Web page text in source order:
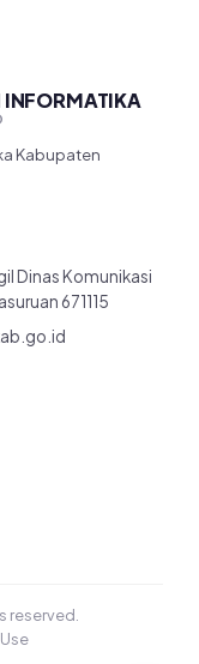
Kabupaten
Dinas Komunikasi
671115
reserved.